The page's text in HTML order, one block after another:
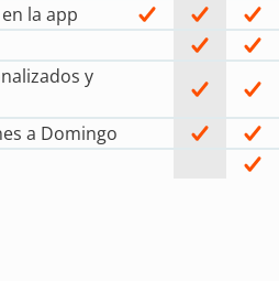
la app
y
a Domingo